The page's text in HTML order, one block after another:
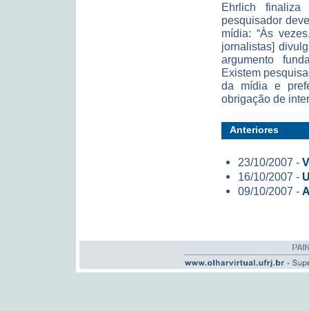
Ehrlich
pesquisador
mídia: “Às
jornalistas]
argumento
Existem
da mídia e
obrigação de
Anteriores
23/10/2007 -
16/10/2007 -
09/10/2007 -